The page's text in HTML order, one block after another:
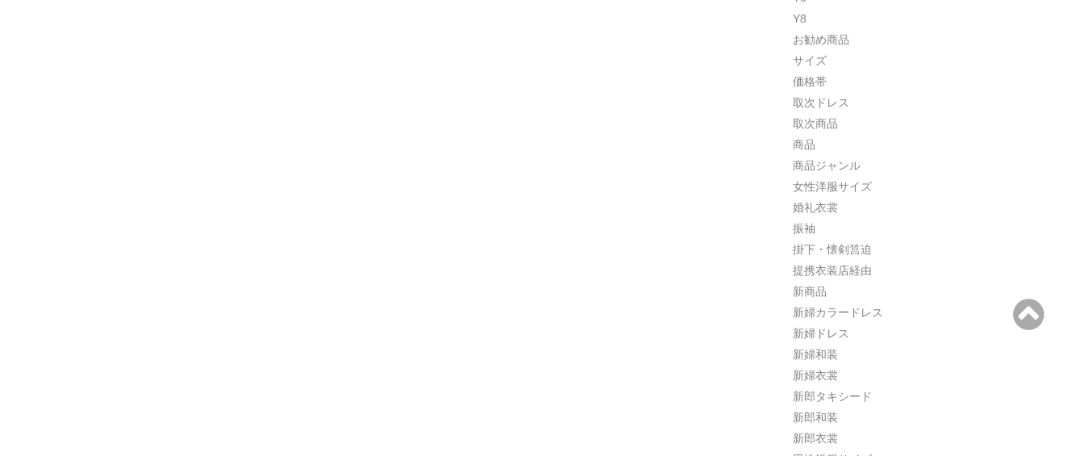
Y8
お勧め商品
サイズ
価格帯
取次ドレス
取次商品
商品
商品ジャンル
女性洋服サイズ
婚礼衣裳
振袖
掛下・懐剣筥迫
提携衣装店経由
新商品
新婦カラードレス
新婦ドレス
新婦和装
新婦衣裳
新郎タキシード
新郎和装
新郎衣裳